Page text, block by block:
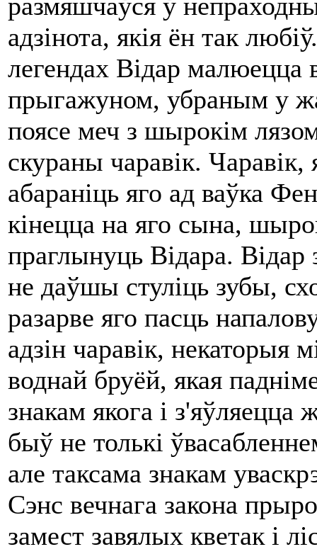
адзінота, якія ён так
легендах Відар малюецца
прыгажуном, убраным у
поясе меч з шырокім
скураны чаравік. Чаравік,
абараніць яго ад ваўка
кінецца на яго сына,
праглынуць Відара. Відар
не даўшы стуліць зубы,
разарве яго пасць
адзін чаравік, некаторыя
воднай бруёй, якая
знакам якога і
быў не толькі
але таксама знакам
Сэнс вечнага закона
замест завялых кветак і